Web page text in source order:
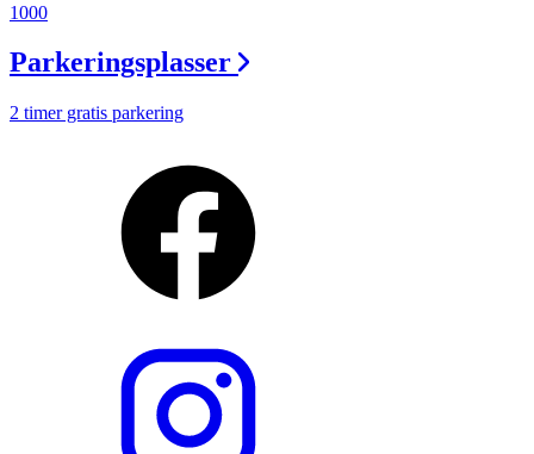
1000
Parkeringsplasser
2 timer gratis parkering